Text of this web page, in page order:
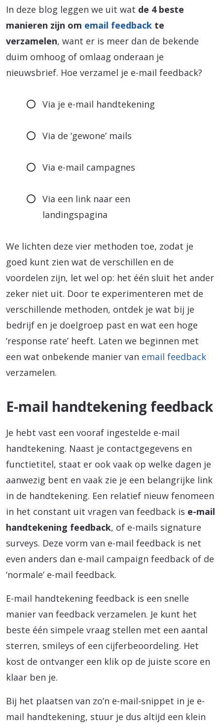
In deze blog leggen we uit wat de 4 beste
manieren zijn om email feedback te
verzamelen, want er is meer dan de bekende
duim omhoog of omlaag onderaan je
nieuwsbrief. Hoe verzamel je e-mail feedback?
Via je e-mail handtekening
Via de ‘gewone’ mails
Via e-mail campagnes
Via een link naar een
landingspagina
We lichten deze vier methoden toe, zodat je
goed kunt zien wat de verschillen en de
voordelen zijn, let wel op: het één sluit het ander
zeker niet uit. Door te experimenteren met de
verschillende methoden, ontdek je wat bij je
bedrijf en je doelgroep past en wat een hoge
‘response rate’ heeft. Laten we beginnen met
een wat onbekende manier van email feedback
verzamelen.
E-mail handtekening feedback
Je hebt vast een vooraf ingestelde e-mail
handtekening. Naast je contactgegevens en
functietitel, staat er ook vaak op welke dagen je
aanwezig bent en vaak zie je een belangrijke link
in de handtekening. Een relatief nieuw fenomeen
in het constant uit vragen van feedback is e-mail
handtekening feedback, of e-mails signature
surveys. Deze vorm van e-mail feedback is net
even anders dan e-mail campaign feedback of de
‘normale’ e-mail feedback.
E-mail handtekening feedback is een snelle
manier van feedback verzamelen. Je kunt het
beste één simpele vraag stellen met een aantal
sterren, smileys of een cijferbeoordeling. Het
kost de ontvanger een klik op de juiste score en
klaar ben je.
Bij het plaatsen van zo’n e-mail-snippet in je e-
mail handtekening, stuur je dus altijd een klein